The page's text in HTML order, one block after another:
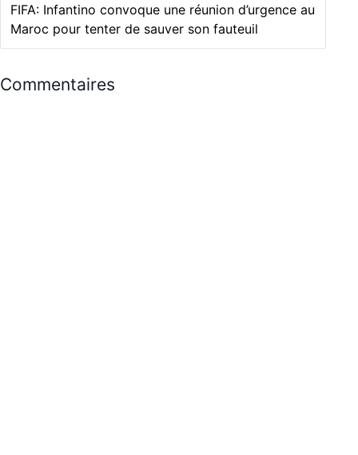
FIFA: Infantino convoque une réunion d’urgence au
Maroc pour tenter de sauver son fauteuil
Commentaires